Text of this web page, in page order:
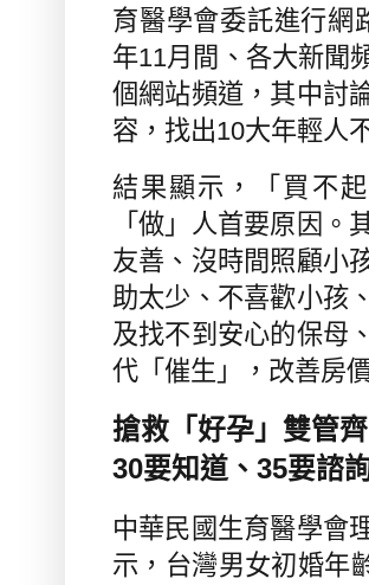
育醫學會委託進行網
年11月間、各大新聞
個網站頻道，其中討
容，找出10大年輕人
結果顯示，「買不
「做」人首要原因
友善、沒時間照顧小
助太少、不喜歡小孩
及找不到安心的保母
代「催生」，改善房
搶救「好孕」雙管
30要知道、 35要諮
中華民國生育醫學會
示，台灣男女初婚年